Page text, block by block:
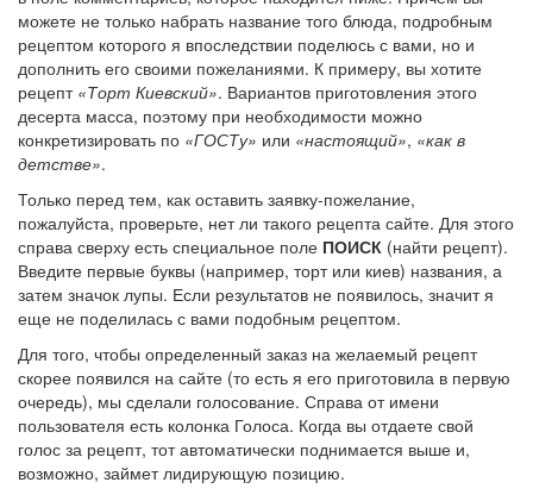
можете не только набрать название того блюда, подробным
рецептом которого я впоследствии поделюсь с вами, но и
дополнить его своими пожеланиями. К примеру, вы хотите
рецепт «Торт Киевский». Вариантов приготовления этого
десерта масса, поэтому при необходимости можно
конкретизировать по «ГОСТу» или «настоящий», «как в
детстве».
Только перед тем, как оставить заявку-пожелание,
пожалуйста, проверьте, нет ли такого рецепта сайте. Для этого
справа сверху есть специальное поле ПОИСК (найти рецепт).
Введите первые буквы (например, торт или киев) названия, а
затем значок лупы. Если результатов не появилось, значит я
еще не поделилась с вами подобным рецептом.
Для того, чтобы определенный заказ на желаемый рецепт
скорее появился на сайте (то есть я его приготовила в первую
очередь), мы сделали голосование. Справа от имени
пользователя есть колонка Голоса. Когда вы отдаете свой
голос за рецепт, тот автоматически поднимается выше и,
возможно, займет лидирующую позицию.